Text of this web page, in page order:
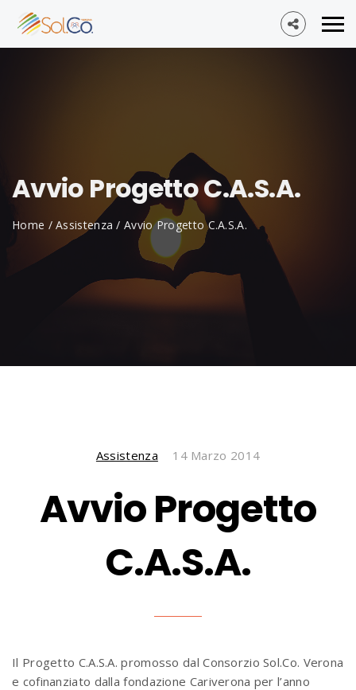
Avvio Progetto C.A.S.A.
Home /Assistenza /Avvio Progetto C.A.S.A.
Assistenza 14 Marzo 2014
Avvio Progetto
C.A.S.A.
Il Progetto C.A.S.A. promosso dal Consorzio Sol.Co. Verona
e cofinanziato dalla fondazione Cariverona per l’anno